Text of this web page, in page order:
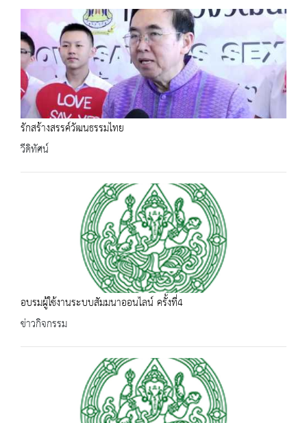
รักสร้างสรรค์วัฒนธรรมไทย
วีดิทัศน์
อบรมผู้ใช้งานระบบสัมมนาออนไลน์ ครั้งที่4
ข่าวกิจกรรม